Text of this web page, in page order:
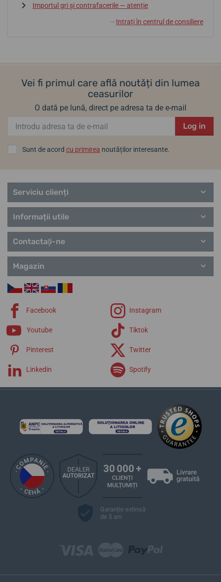
Importul gri și contrafacerile — atenție
↓ Intrați în centrul de consiliere
Vei fi primul care află noutăți din lumea
ceasurilor
O dată pe lună, direct pe adresa ta de e-mail
Log in
Sunt de acord cu primirea noutăților interesante.
Serviciu clienți
Informații utile
Contactaţi-ne
Magazin
Facebook Instagram
Youtube Tiktok
Pinterest Twitter
Linkedin Spotify
Garanție extinsă
de 5 ani